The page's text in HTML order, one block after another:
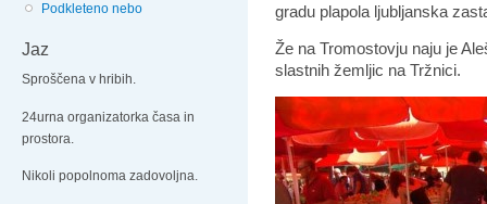
Podkleteno nebo
Jaz
Sproščena v hribih.
24urna organizatorka časa in
prostora.
Nikoli popolnoma zadovoljna.
gradu plapola ljubljanska
Že na Tromostovju naju je
slastnih žemljic na Tržnici.